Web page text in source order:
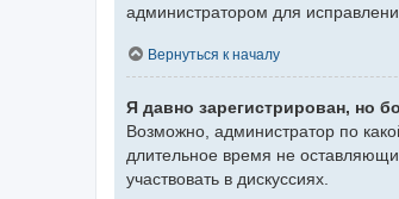
администратором для
Вернуться к началу
Я давно зарегистрирован, но
Возможно, администратор по
длительное время не
участвовать в дискуссиях.